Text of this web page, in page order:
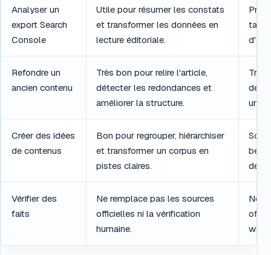
Analyser un
export Search
Console
Utile pour résumer les constats
et transformer les données en
lecture éditoriale.
Refondre un
ancien contenu
Très bon pour relire l'article,
détecter les redondances et
améliorer la structure.
Très
des
une
Créer des idées
de contenus
Bon pour regrouper, hiérarchiser
et transformer un corpus en
pistes claires.
des
Vérifier des
faits
Ne remplace pas les sources
officielles ni la vérification
humaine.
Ne
web.